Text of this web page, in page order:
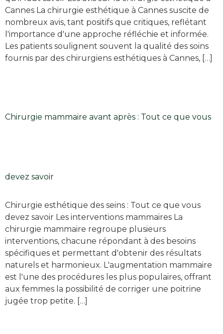
Cannes La chirurgie esthétique à Cannes suscite de
nombreux avis, tant positifs que critiques, reflétant
l'importance d'une approche réfléchie et informée.
Les patients soulignent souvent la qualité des soins
fournis par des chirurgiens esthétiques à Cannes, […]
Chirurgie mammaire avant après : Tout ce que vous
devez savoir
Chirurgie esthétique des seins : Tout ce que vous
devez savoir Les interventions mammaires La
chirurgie mammaire regroupe plusieurs
interventions, chacune répondant à des besoins
spécifiques et permettant d'obtenir des résultats
naturels et harmonieux. L'augmentation mammaire
est l'une des procédures les plus populaires, offrant
aux femmes la possibilité de corriger une poitrine
jugée trop petite. […]